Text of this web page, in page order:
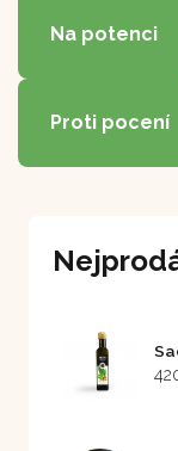
Na potenci
Proti pocení